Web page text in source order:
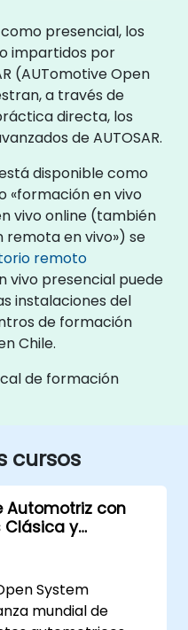
presencial, los
impartidos por
(AUTomotive Open
a través de
directa, los
de AUTOSAR.
disponible como
«formación en vivo
vivo online (también
en vivo») se
remoto
vivo presencial puede
instalaciones del
de formación
Chile.
de formación
cursos
Automotriz con
Clásica y
System
mundial de